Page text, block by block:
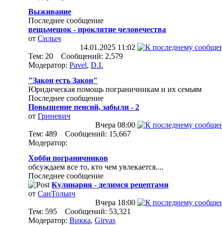
Выживание
Последнее сообщение
вещьмешок - проклятие человечества
от Силыч
14.01.2025 11:02
Тем: 20 Сообщений: 2,579
Модератор: Pavel, D.I.
"Закон есть Закон"
Юридическая помощь пограничникам и их семьям
Последнее сообщение
Повышение пенсий, забыли - 2
от Гринeвич
Вчера 08:00
Тем: 489 Сообщений: 15,667
Модератор:
Хобби пограничников
обсуждаем все то, кто чем увлекается....
Последнее сообщение
Кулинария - делимся рецептами
от СанТольич
Вчера 18:00
Тем: 595 Сообщений: 53,321
Модератор: Викка, Girvas